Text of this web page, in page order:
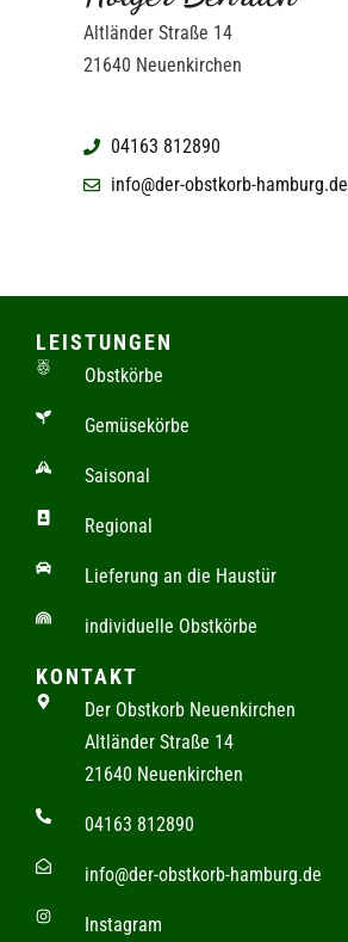
Altländer Straße 14
21640 Neuenkirchen
04163 812890
info@der-obstkorb-hamburg.de
LEISTUNGEN
Obstkörbe
Gemüsekörbe
Saisonal
Regional
Lieferung an die Haustür
individuelle Obstkörbe
KONTAKT
Der Obstkorb Neuenkirchen
Altländer Straße 14
21640 Neuenkirchen
04163 812890
info@der-obstkorb-hamburg.de
Instagram